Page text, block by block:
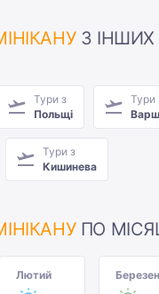
З ІНШИХ
Тури з
Польщі
Тури
Тури з
Кишинева
ПО
Лютий